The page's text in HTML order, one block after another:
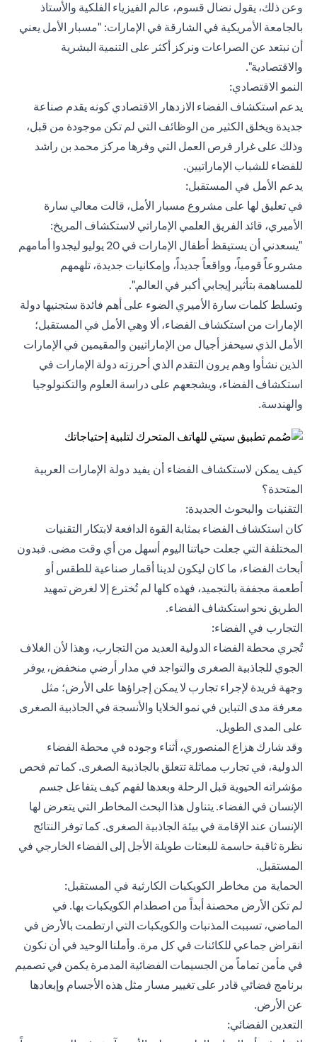
وعن ذلك، يقول نضال قسوم، عالم الفيزياء الفلكية والأستاذ
بالجامعة الأمريكية في الشارقة في الإمارات: "مسبار الأمل يعني
أن نبتعد عن الصراعات ونركز أكثر على التنمية البشرية
والاقتصادية".
النمو الاقتصادي:
يدعم استكشاف الفضاء الازدهار الاقتصادي كونه يقدم صناعة
جديدة ويخلق الكثير من الوظائف التي لم تكن موجودة من قبل،
وذلك على غرار فرص العمل التي وفرها مركز محمد بن راشد
للفضاء للشباب الإماراتيين.
يدعم الأمل في المستقبل:
في تعليق لها على مشروع مسبار الأمل، قالت معالي سارة
الأميري، قائد الفريق العلمي الإماراتي لاستكشاف المريخ:
"يسعدني أن يستيقظ أطفال الإمارات في 20 يوليو ليجدوا أمامهم
مشروعاً قومياً، وواقعاً جديداً، وإمكانيات جديدة، تلهمهم
للمساهمة بتأثير إيجابي أكبر في العالم.".
وتسلط كلمات سارة الأميري الضوء على أهم فائدة ستجنيها دولة
الإمارات من استكشاف الفضاء، ألا وهي الأمل في المستقبل؛
الأمل الذي سيحفز أجيال من الإماراتيين والمقيمين في الإمارات
الذين نشأوا وهم يرون التقدم الذي أحرزته دولة الإمارات في
استكشاف الفضاء، ويشجعهم على دراسة العلوم والتكنولوجيا
والهندسة.
كيف يمكن لاستكشاف الفضاء أن يفيد دولة الإمارات العربية
المتحدة؟
التقنيات والبحوث الجديدة:
كان استكشاف الفضاء بمثابة القوة الدافعة لابتكار التقنيات
المختلفة التي جعلت حياتنا اليوم أسهل من أي وقت مضى. فبدون
أبحاث الفضاء، ما كان ليكون لدينا أقمار صناعية للطقس أو
أطعمة مجففة بالتجميد، فهذه كلها لم تُخترع إلا لغرض تمهيد
الطريق نحو استكشاف الفضاء.
التجارب في الفضاء:
تُجري محطة الفضاء الدولية العديد من التجارب، وهذا لأن الغلاف
الجوي للجاذبية الصغرى والتواجد في مدار أرضي منخفض، يوفر
وجهة فريدة لإجراء تجارب لا يمكن إجراؤها على الأرض؛ مثل
معرفة مدى التباين في نمو الخلايا والأنسجة في الجاذبية الصغرى
على المدى الطويل.
وقد شارك هزاع المنصوري، أثناء وجوده في محطة الفضاء
الدولية، في تجارب مماثلة تتعلق بالجاذبية الصغرى. كما تم فحص
مؤشراته الحيوية قبل الرحلة وبعدها لفهم كيف يتفاعل جسم
الإنسان في الفضاء. يتناول هذا البحث المخاطر التي يتعرض لها
الإنسان عند الإقامة في بيئة الجاذبية الصغرى. كما توفر النتائج
نظرة ثاقبة حاسمة للبعثات طويلة الأجل إلى الفضاء الخارجي في
المستقبل.
الحماية من مخاطر الكويكبات الكارثية في المستقبل:
لم تكن الأرض محصنة أبداً من اصطدام الكويكبات بها. في
الماضي، تسببت المذنبات والكويكبات التي ارتطمت بالأرض في
انقراض جماعي للكائنات في كل مرة. وأملنا الوحيد في أن نكون
في مأمن تماماً من الجسيمات الفضائية المدمرة يكمن في تصميم
برنامج فضائي قادر على تغيير مسار مثل هذه الأجسام وإبعادها
عن الأرض.
التعدين الفضائي: